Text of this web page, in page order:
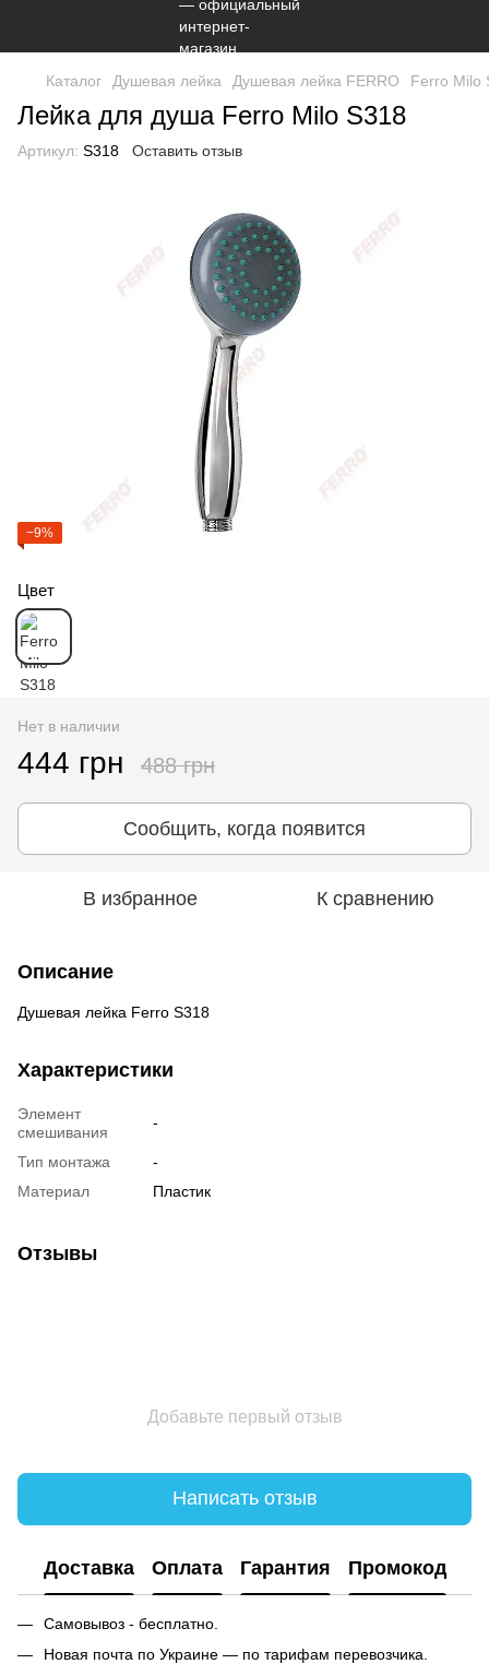
Каталог Душевая лейка Душевая лейка FERRO Ferro Milo
Лейка для душа Ferro Milo S318
Артикул: S318 Оставить отзыв
−9%
Цвет
Нет в наличии
444 грн 488 грн
Сообщить, когда появится
В избранное К сравнению
Описание
Душевая лейка Ferro S318
Характеристики
Элемент
смешивания
-
Тип монтажа
-
Материал
Пластик
Отзывы
Добавьте первый отзыв
Написать отзыв
Доставка Оплата Гарантия Промокод
Самовывоз - бесплатно.
Новая почта по Украине — по тарифам перевозчика.